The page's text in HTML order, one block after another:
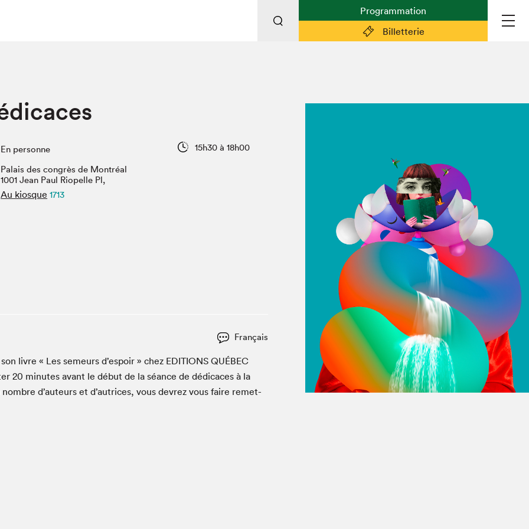
Billetterie
Programmation
Vidéos et balados
Le Salon dans ta classe
Liseur Public
Matinées scolaires Hydro-Québec
Espace exposant·e·s
Espace enseignant·e·s
Espace participant⋅e⋅s
Espace Salon dans la ville
Espace bénévoles
Devenir bénévole
À propos du Salon
Liste des exposant·e·s
Liste des auteur·rice·s
En personne
15h30 à 18h00
Palais des congrès de Montréal
1001 Jean Paul Riopelle Pl,
Au kiosque 1713
Français
livre « Les semeurs d’espoir » chez EDI­TIONS QUÉBEC
20 min­utes avant le début de la séance de dédi­caces à la
d’auteurs et d’autrices, vous devrez vous faire remet­